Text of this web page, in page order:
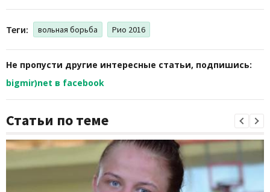
Теги: вольная борьба Рио 2016
Не пропусти другие интересные статьи, подпишись:
bigmir)net в facebook
Статьи по теме